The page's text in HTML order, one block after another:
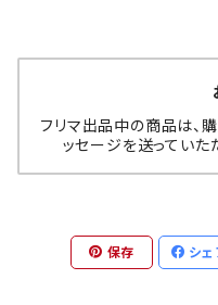
フリマ出品中の商品は、
ッセージを送っていた
保存 シェ